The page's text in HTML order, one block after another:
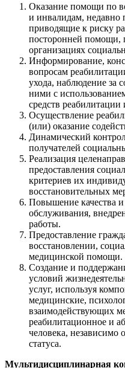
Оказание помощи по
и инвалидам, недавно
приводящие к риску
посторонней
организациях
Информирование,
вопросам
ухода, наблюдение за
ними с
средств реабилитации
Осуществление
(или) оказание
Динамический
получателей
Реализация
предоставления
критериев их
восстановительных
Повышение качества
обслуживания,
работы.
Предоставление
восстановлении,
медицинской помощи.
Создание и
условий
услуг, используя
медицинские,
взаимодействующих
реабилитационное и
человека, независимо
статуса.
Мультидисциплинарная